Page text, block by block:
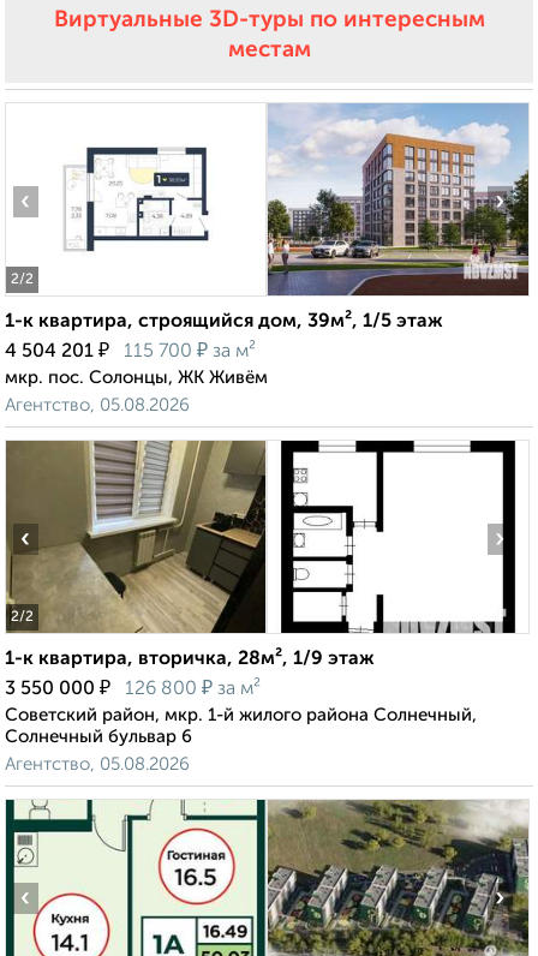
Виртуальные 3D-туры по интересным
местам
2/2
‹ ›
1-к квартира, строящийся дом, 39м², 1/5 этаж
4 504 201 ₽ 115 700 ₽ за м²
мкр. пос. Солонцы, ЖК Живём
Агентство, 05.08.2026
2/2
‹ ›
1-к квартира, вторичка, 28м², 1/9 этаж
3 550 000 ₽ 126 800 ₽ за м²
Советский район, мкр. 1-й жилого района Солнечный,
Солнечный бульвар 6
Агентство, 05.08.2026
‹ ›